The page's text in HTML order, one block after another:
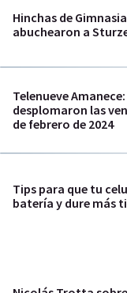
Hinchas de
abuchearon a
Telenueve
desplomaron las
de febrero de 2024
Tips para que tu
batería y dure más